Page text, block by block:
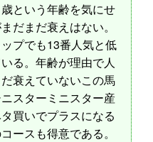
という年齢を気にせ
だまだ衰えはない。
プでも13番人気と低
る。年齢が理由で人
衰えていないこの馬
スターミニスター産
買いでプラスになる
ースも得意である。